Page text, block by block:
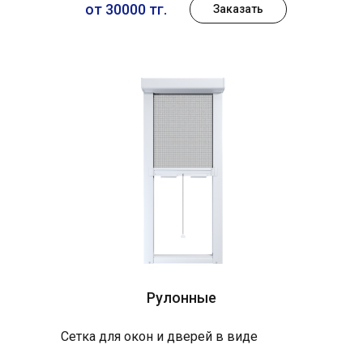
от 30000 тг. Заказать
Рулонные
Сетка для окон и дверей в виде